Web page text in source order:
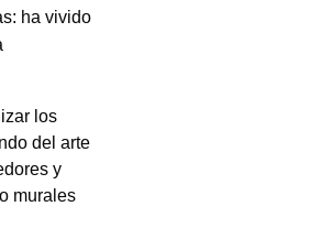
ha vivido
los
del arte
y
murales